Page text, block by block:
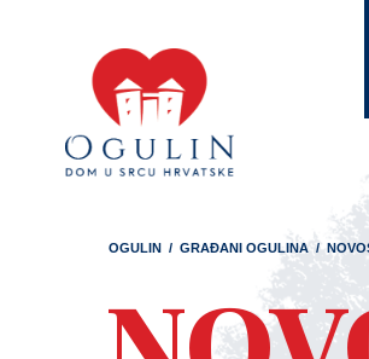
OGULIN / GRAĐANI OGULINA /